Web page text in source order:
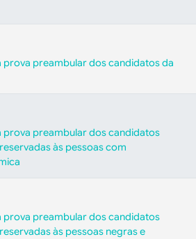
prova preambular dos candidatos da
prova preambular dos candidatos
às pessoas com
prova preambular dos candidatos
às pessoas negras e